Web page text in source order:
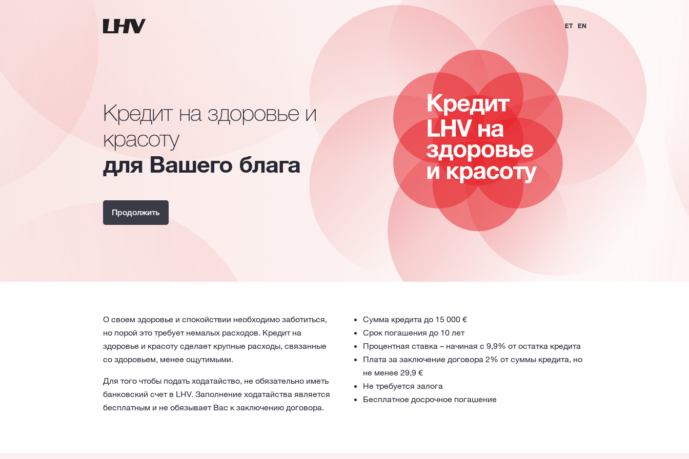
ET EN
Кредит на здоровье и
красоту
для Вашего блага
Продолжить
О своем здоровье и спокойствии необходимо заботиться,
но порой это требует немалых расходов. Кредит на
здоровье и красоту сделает крупные расходы, связанные
со здоровьем, менее ощутимыми.
Для того чтобы подать ходатайство, не обязательно иметь
банковский счет в LHV. Заполнение ходатайства является
бесплатным и не обязывает Вас к заключению договора.
Сумма кредита до 15 000 €
Срок погашения до 10 лет
Процентная ставка – начиная с 9,9% от остатка кредита
Плата за заключение договора 2% от суммы кредита, но
не менее 29,9 €
Не требуется залога
Бесплатное досрочное погашение